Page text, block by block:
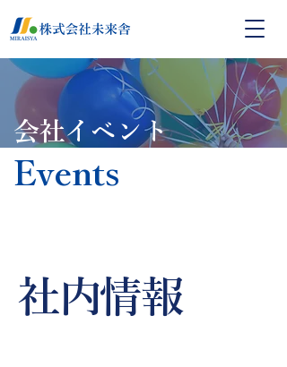
会社イベント
Events
社内情報